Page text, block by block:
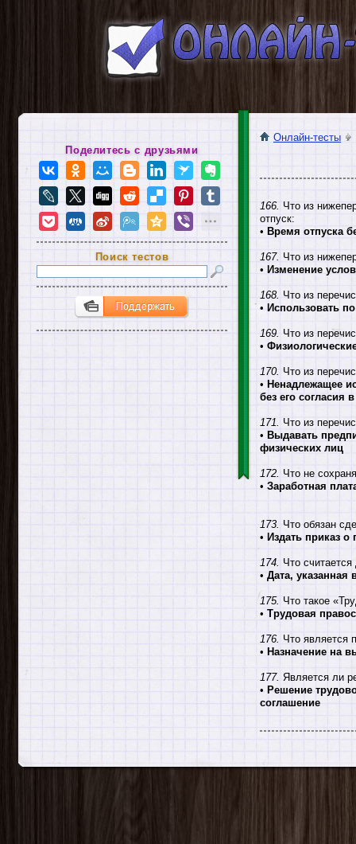
Онлайн-тесты
166. Что из
отпуск:
• Время отпуска
167. Что из
• Изменение
168. Что из
• Использовать
169. Что из
•
170. Что из
• Ненадлежащее
без его согласия
171.
Что из
• Выдавать
физических лиц
172. Что не
• Заработная
173. Что обязан
• Издать приказ о
174. Что
• Дата,
175. Что такое
• Трудовая
176. Что является
• Назначение на
177. Является ли
• Решение
соглашение
Поделитесь с друзьями
Поиск тестов